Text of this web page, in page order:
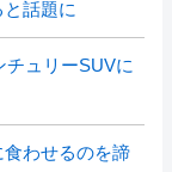
話題に
ュリーSUVに
食わせるのを諦